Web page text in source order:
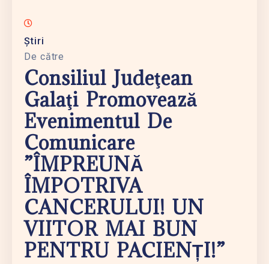
Știri
De către
Consiliul Judeţean
Galaţi Promovează
Evenimentul De
Comunicare
”ÎMPREUNĂ
ÎMPOTRIVA
CANCERULUI! UN
VIITOR MAI BUN
PENTRU PACIENȚI!”